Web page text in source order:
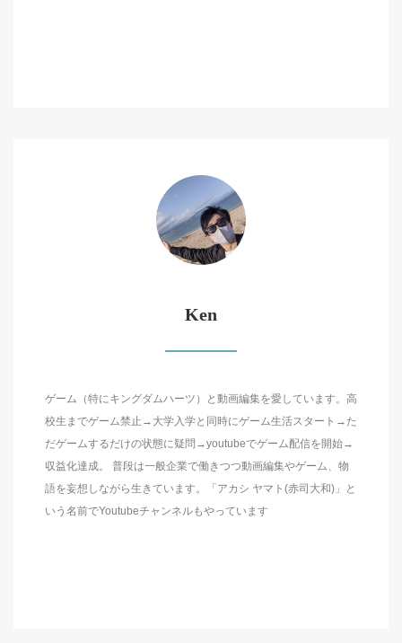
Ken
ゲーム（特にキングダムハーツ）と動画編集を愛しています。高
校生までゲーム禁止→大学入学と同時にゲーム生活スタート→た
だゲームするだけの状態に疑問→youtubeでゲーム配信を開始→
収益化達成。 普段は一般企業で働きつつ動画編集やゲーム、物
語を妄想しながら生きています。「アカシ ヤマト(赤司大和)」と
いう名前でYoutubeチャンネルもやっています